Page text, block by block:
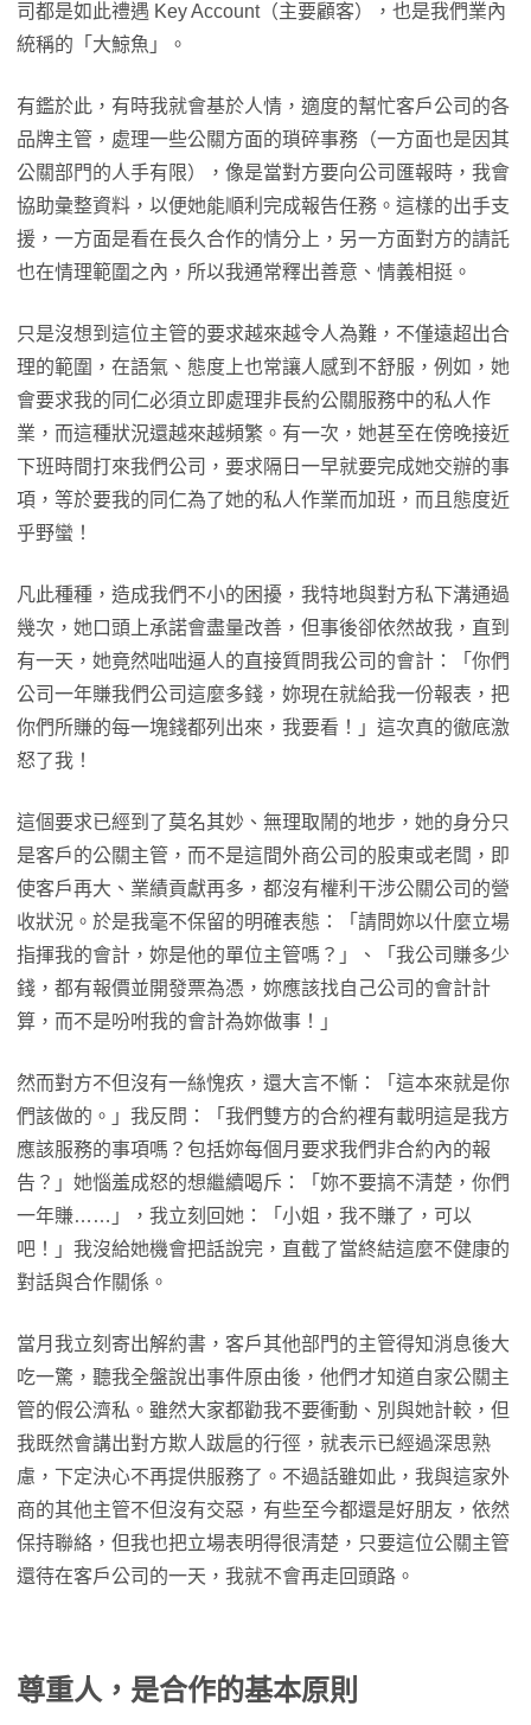
司都是如此禮遇 Key Account（主要顧客），也是我們業內
統稱的「大鯨魚」。
有鑑於此，有時我就會基於人情，適度的幫忙客戶公司的各
品牌主管，處理一些公關方面的瑣碎事務（一方面也是因其
公關部門的人手有限），像是當對方要向公司匯報時，我會
協助彙整資料，以便她能順利完成報告任務。這樣的出手支
援，一方面是看在長久合作的情分上，另一方面對方的請託
也在情理範圍之內，所以我通常釋出善意、情義相挺。
只是沒想到這位主管的要求越來越令人為難，不僅遠超出合
理的範圍，在語氣、態度上也常讓人感到不舒服，例如，她
會要求我的同仁必須立即處理非長約公關服務中的私人作
業，而這種狀況還越來越頻繁。有一次，她甚至在傍晚接近
下班時間打來我們公司，要求隔日一早就要完成她交辦的事
項，等於要我的同仁為了她的私人作業而加班，而且態度近
乎野蠻！
凡此種種，造成我們不小的困擾，我特地與對方私下溝通過
幾次，她口頭上承諾會盡量改善，但事後卻依然故我，直到
有一天，她竟然咄咄逼人的直接質問我公司的會計：「你們
公司一年賺我們公司這麼多錢，妳現在就給我一份報表，把
你們所賺的每一塊錢都列出來，我要看！」這次真的徹底激
怒了我！
這個要求已經到了莫名其妙、無理取鬧的地步，她的身分只
是客戶的公關主管，而不是這間外商公司的股東或老闆，即
使客戶再大、業績貢獻再多，都沒有權利干涉公關公司的營
收狀況。於是我毫不保留的明確表態：「請問妳以什麼立場
指揮我的會計，妳是他的單位主管嗎？」、「我公司賺多少
錢，都有報價並開發票為憑，妳應該找自己公司的會計計
算，而不是吩咐我的會計為妳做事！」
然而對方不但沒有一絲愧疚，還大言不慚：「這本來就是你
們該做的。」我反問：「我們雙方的合約裡有載明這是我方
應該服務的事項嗎？包括妳每個月要求我們非合約內的報
告？」她惱羞成怒的想繼續喝斥：「妳不要搞不清楚，你們
一年賺……」，我立刻回她：「小姐，我不賺了，可以
吧！」我沒給她機會把話說完，直截了當終結這麼不健康的
對話與合作關係。
當月我立刻寄出解約書，客戶其他部門的主管得知消息後大
吃一驚，聽我全盤說出事件原由後，他們才知道自家公關主
管的假公濟私。雖然大家都勸我不要衝動、別與她計較，但
我既然會講出對方欺人跋扈的行徑，就表示已經過深思熟
慮，下定決心不再提供服務了。不過話雖如此，我與這家外
商的其他主管不但沒有交惡，有些至今都還是好朋友，依然
保持聯絡，但我也把立場表明得很清楚，只要這位公關主管
還待在客戶公司的一天，我就不會再走回頭路。
尊重人，是合作的基本原則